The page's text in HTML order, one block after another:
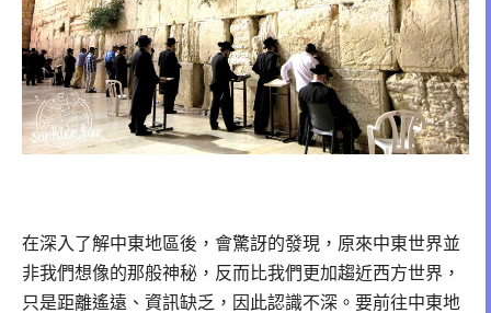
在深入了解中東地區後，會驚訝的發現，原來中東世界並
非我們想像的那般神秘，反而比我們更加趨近西方世界，
只是距離遙遠、資訊缺乏，因此認識不深。要前往中東地